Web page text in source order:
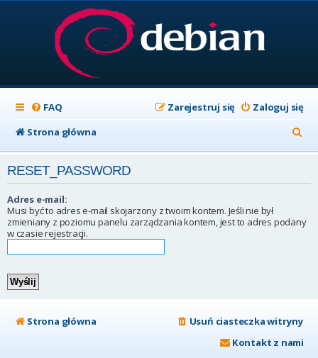
FAQ Zaloguj się
Zarejestruj się
Strona główna
z
RESET_PASSWORD
Adres e-mail:
Musi być to adres e-mail skojarzony z twoim kontem. Jeśli nie był
zmieniany z poziomu panelu zarządzania kontem, jest to adres podany
w czasie rejestracji.
Strona główna
Usuń ciasteczka witryny
Kontakt z nami